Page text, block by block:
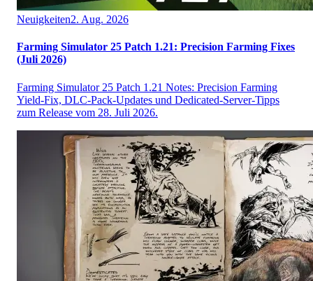
Neuigkeiten2. Aug. 2026
Farming Simulator 25 Patch 1.21: Precision Farming Fixes
(Juli 2026)
Farming Simulator 25 Patch 1.21 Notes: Precision Farming
Yield-Fix, DLC-Pack-Updates und Dedicated-Server-Tipps
zum Release vom 28. Juli 2026.